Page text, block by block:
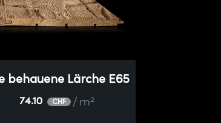
behauene Lärche E65
74.10 CHF / m²